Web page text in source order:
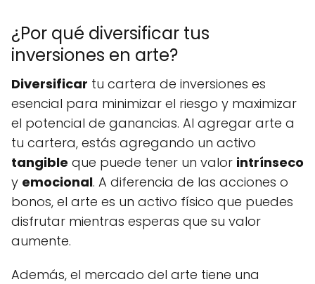
¿Por qué diversificar tus
inversiones en arte?
Diversificar tu cartera de inversiones es
esencial para minimizar el riesgo y maximizar
el potencial de ganancias. Al agregar arte a
tu cartera, estás agregando un activo
tangible que puede tener un valor intrínseco
y emocional. A diferencia de las acciones o
bonos, el arte es un activo físico que puedes
disfrutar mientras esperas que su valor
aumente.
Además, el mercado del arte tiene una